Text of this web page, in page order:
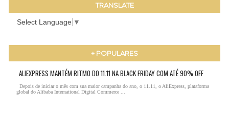
TRANSLATE
Select Language ▼
+ POPULARES
ALIEXPRESS MANTÉM RITMO DO 11.11 NA BLACK FRIDAY COM ATÉ 90% OFF
Depois de iniciar o mês com sua maior campanha do ano, o 11.11, o AliExpress, plataforma
global do Alibaba International Digital Commerce ...